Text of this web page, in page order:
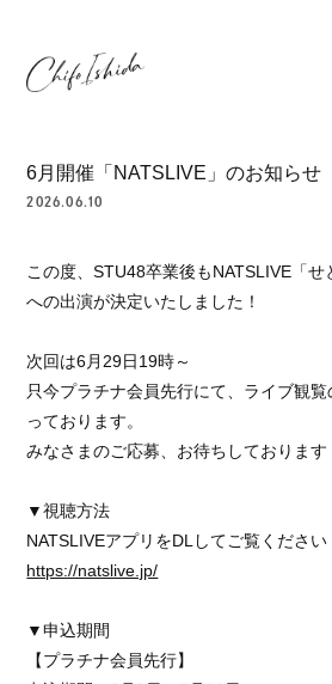
profile
6月開催「NATSLIVE」のお知らせ
2026.06.10
この度、STU48卒業後もNATSLIVE「せ
への出演が決定いたしました！
次回は6月29日19時～
只今プラチナ会員先行にて、ライブ観
っております。
みなさまのご応募、お待ちしております
▼視聴方法
NATSLIVEアプリをDLしてご覧ください
https://natslive.jp/
▼申込期間
【プラチナ会員先行】